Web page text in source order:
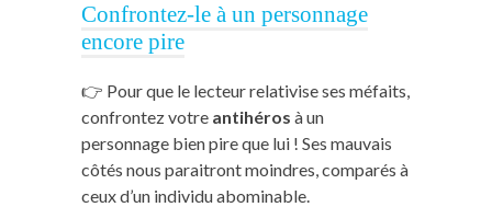
Confrontez-le à un personnage
encore pire
👉 Pour que le lecteur relativise ses méfaits,
confrontez votre antihéros à un
personnage bien pire que lui ! Ses mauvais
côtés nous paraitront moindres, comparés à
ceux d’un individu abominable.